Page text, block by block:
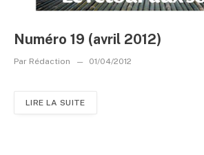
Numéro 19 (avril 2012)
Par Rédaction 01/04/2012
LIRE LA SUITE